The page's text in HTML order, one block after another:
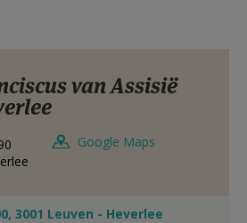
REGISTREREN
van Assisië
Google Maps
3001 Leuven - Heverlee